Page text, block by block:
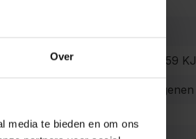
Over
media te bieden en om ons
301 Kcal 1259 KJ
Geen allergenen